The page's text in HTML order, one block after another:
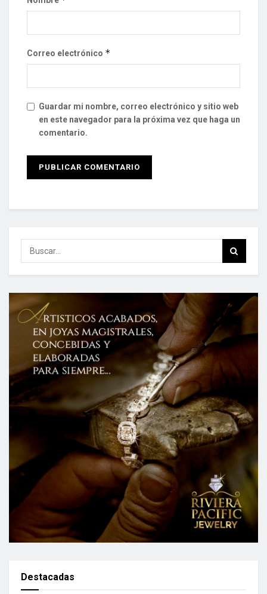
Correo electrónico *
Guardar mi nombre, correo electrónico y sitio web
en este navegador para la próxima vez que haga un
comentario.
Destacadas